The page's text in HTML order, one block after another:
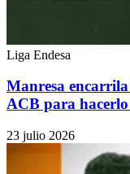
Liga Endesa
Manresa
ACB para hacerlo
23 julio 2026